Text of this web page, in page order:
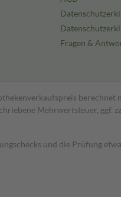
Fragen &
berechnet
Mehrwertsteuer, ggf.
und die Prüfung